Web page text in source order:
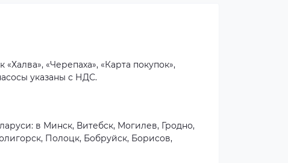
«Черепаха», «Карта покупок»,
указаны с НДС.
в Минск, Витебск, Могилев, Гродно,
Полоцк, Бобруйск, Борисов,